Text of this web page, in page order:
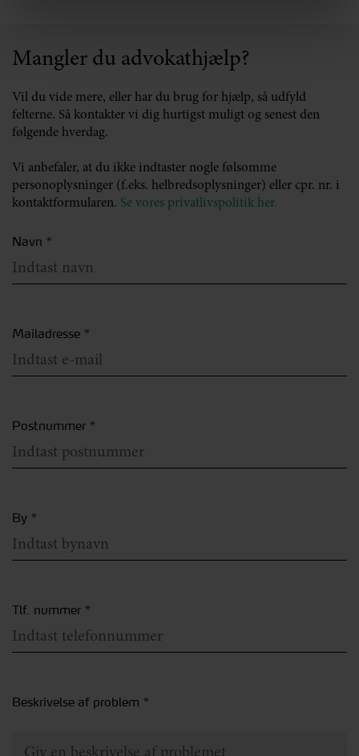
Mangler du advokathjælp?
Vil du vide mere, eller har du brug for hjælp, så udfyld
felterne. Så kontakter vi dig hurtigst muligt og senest den
følgende hverdag.
Vi anbefaler, at du ikke indtaster nogle følsomme
personoplysninger (f.eks. helbredsoplysninger) eller cpr. nr. i
kontaktformularen. Se vores privatlivspolitik her.
Navn *
Mailadresse *
Postnummer *
By *
Tlf. nummer *
Beskrivelse af problem *